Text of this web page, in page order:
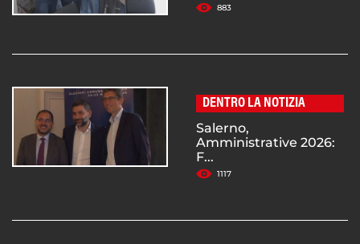
883
DENTRO LA NOTIZIA
Salerno,
Amministrative 2026:
F...
1117